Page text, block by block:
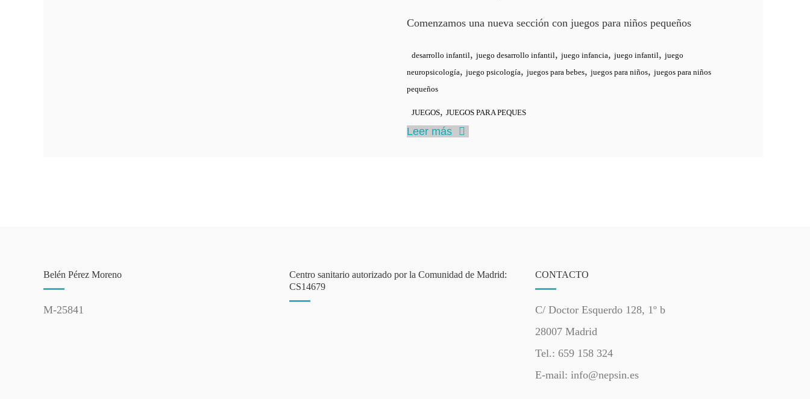
Comenzamos una nueva sección con juegos para niños pequeños
desarrollo infantil,juego desarrollo infantil,juego infancia,juego infantil,juego
neuropsicología,juego psicología,juegos para bebes,juegos para niños,juegos para niños
pequeños
JUEGOS,JUEGOS PARA PEQUES
Leer más
Belén Pérez Moreno
M-25841
Centro sanitario autorizado por la Comunidad de Madrid:
CS14679
CONTACTO
C/ Doctor Esquerdo 128, 1º b
28007 Madrid
Tel.: 659 158 324
E-mail: info@nepsin.es